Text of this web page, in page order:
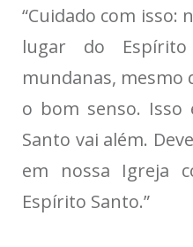
“Cuidado com isso:
lugar do
mundanas, mesmo
o bom senso.
Santo vai além.
em nossa Igreja
Espírito Santo.”